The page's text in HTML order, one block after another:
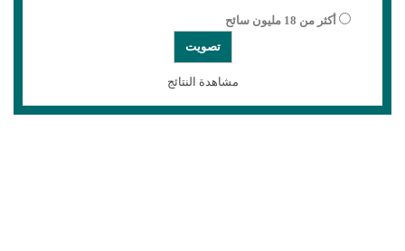
أكثر من 18 مليون سائح
مشاهدة النتائج